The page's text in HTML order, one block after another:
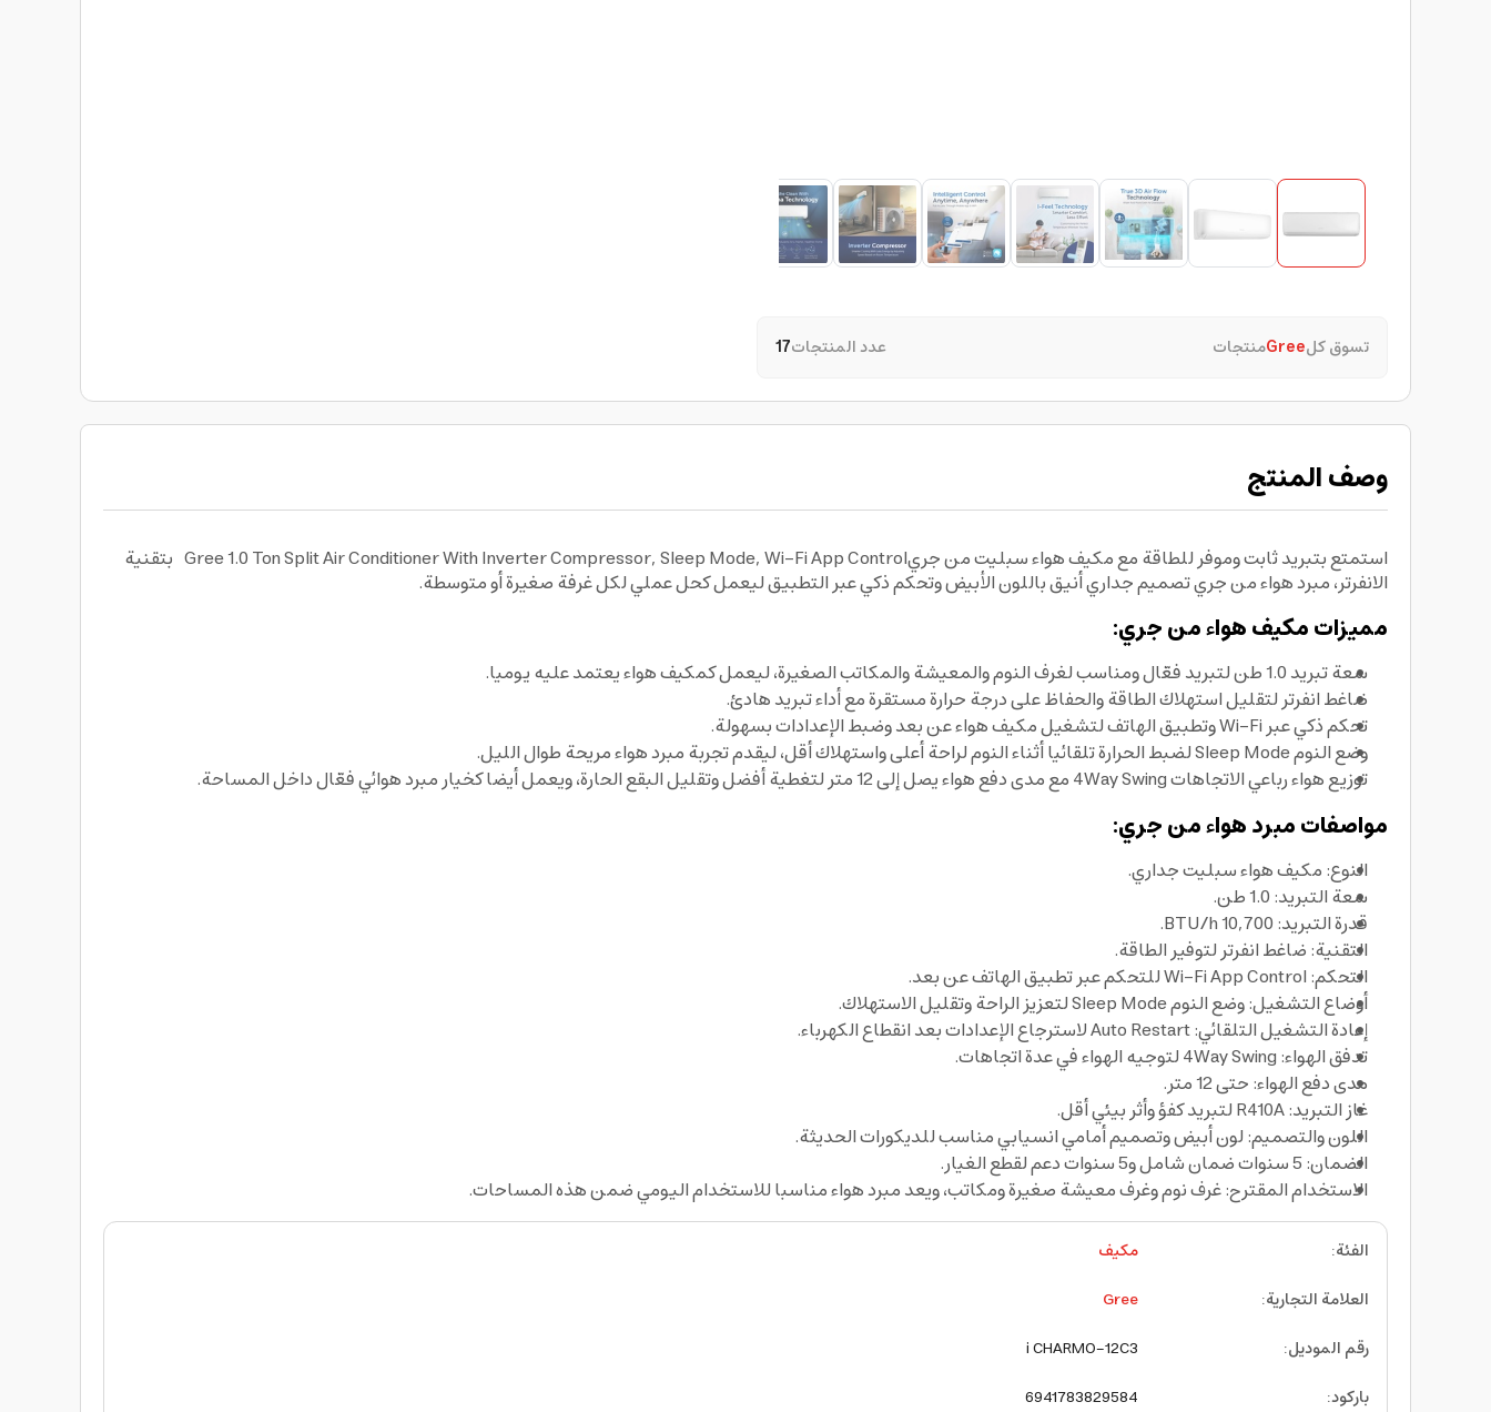
تسوق كلGreeمنتجات عدد المنتجات17
وصف المنتج
استمتع بتبريد ثابت وموفر للطاقة مع مكيف هواء سبليت من جريGree 1.0 Ton Split Air Conditioner With Inverter Compressor, Sleep Mode, Wi-Fi App Control بتقنية
الانفرتر، مبرد هواء من جري تصميم جداري أنيق باللون الأبيض وتحكم ذكي عبر التطبيق ليعمل كحل عملي لكل غرفة صغيرة أو متوسطة.
مميزات مكيف هواء من جري:
سعة تبريد 1.0 طن لتبريد فعّال ومناسب لغرف النوم والمعيشة والمكاتب الصغيرة، ليعمل كمكيف هواء يعتمد عليه يوميا.
ضاغط انفرتر لتقليل استهلاك الطاقة والحفاظ على درجة حرارة مستقرة مع أداء تبريد هادئ.
تحكم ذكي عبر Wi-Fi وتطبيق الهاتف لتشغيل مكيف هواء عن بعد وضبط الإعدادات بسهولة.
وضع النوم Sleep Mode لضبط الحرارة تلقائيا أثناء النوم لراحة أعلى واستهلاك أقل، ليقدم تجربة مبرد هواء مريحة طوال الليل.
توزيع هواء رباعي الاتجاهات 4Way Swing مع مدى دفع هواء يصل إلى 12 متر لتغطية أفضل وتقليل البقع الحارة، ويعمل أيضا كخيار مبرد هوائي فعّال داخل المساحة.
مواصفات مبرد هواء من جري:
النوع: مكيف هواء سبليت جداري.
سعة التبريد: 1.0 طن.
قدرة التبريد: 10,700 BTU/h.
التقنية: ضاغط انفرتر لتوفير الطاقة.
التحكم: Wi-Fi App Control للتحكم عبر تطبيق الهاتف عن بعد.
أوضاع التشغيل: وضع النوم Sleep Mode لتعزيز الراحة وتقليل الاستهلاك.
إعادة التشغيل التلقائي: Auto Restart لاسترجاع الإعدادات بعد انقطاع الكهرباء.
تدفق الهواء: 4Way Swing لتوجيه الهواء في عدة اتجاهات.
مدى دفع الهواء: حتى 12 متر.
غاز التبريد: R410A لتبريد كفؤ وأثر بيئي أقل.
اللون والتصميم: لون أبيض وتصميم أمامي انسيابي مناسب للديكورات الحديثة.
الضمان: 5 سنوات ضمان شامل و5 سنوات دعم لقطع الغيار.
الاستخدام المقترح: غرف نوم وغرف معيشة صغيرة ومكاتب، ويعد مبرد هواء مناسبا للاستخدام اليومي ضمن هذه المساحات.
الفئة:
مكيف
العلامة التجارية:
Gree
رقم الموديل:
i CHARMO-12C3
باركود:
6941783829584